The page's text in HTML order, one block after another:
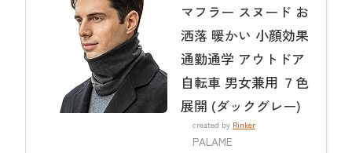
マフラー スヌード お
洒落 暖かい 小顔効果
通勤通学 アウトドア
自転車 男女兼用 ７色
展開 (ダックグレー)
created by Rinker
PALAME